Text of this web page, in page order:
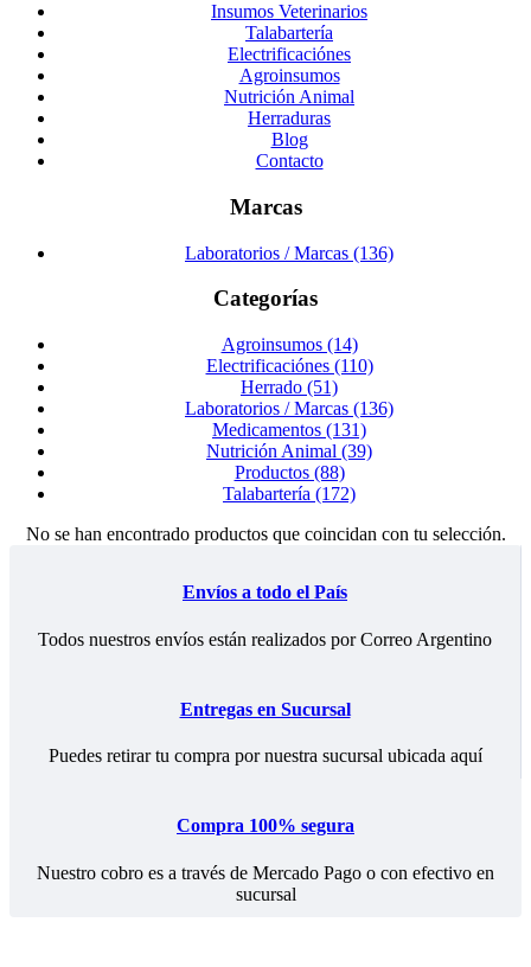
Insumos Veterinarios
Talabartería
Electrificaciónes
Agroinsumos
Nutrición Animal
Herraduras
Blog
Contacto
Marcas
Laboratorios / Marcas (136)
Categorías
Agroinsumos (14)
Electrificaciónes (110)
Herrado (51)
Laboratorios / Marcas (136)
Medicamentos (131)
Nutrición Animal (39)
Productos (88)
Talabartería (172)
No se han encontrado productos que coincidan con tu selección.
Envíos a todo el País
Todos nuestros envíos están realizados por Correo Argentino
Entregas en Sucursal
Puedes retirar tu compra por nuestra sucursal ubicada aquí
Compra 100% segura
Nuestro cobro es a través de Mercado Pago o con efectivo en
sucursal